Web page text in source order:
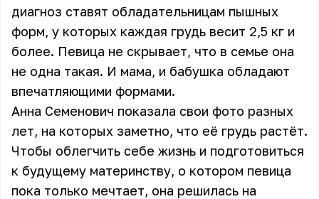
диагноз ставят обладательницам пышных
форм, у которых каждая грудь весит 2,5 кг и
более. Певица не скрывает, что в семье она
не одна такая. И мама, и бабушка обладают
впечатляющими формами.
Анна Семенович показала свои фото разных
лет, на которых заметно, что её грудь растёт.
Чтобы облегчить себе жизнь и подготовиться
к будущему материнству, о котором певица
пока только мечтает, она решилась на